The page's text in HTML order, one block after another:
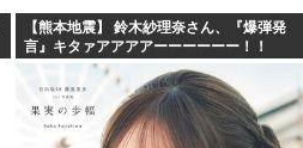
【熊本地震】 鈴木紗理奈さん、『爆弾発
言』キタァアアアアーーーーーー！！